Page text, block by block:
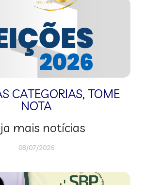
CATEGORIAS, TOME
NOTA
mais notícias
08/07/2026